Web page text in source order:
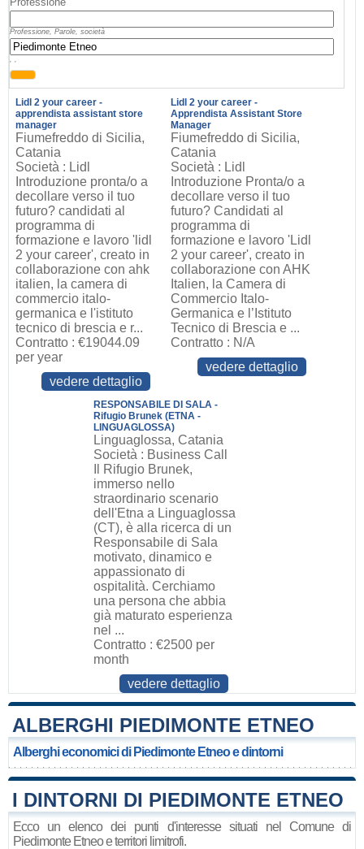
Professione, Parole, società
, ,
Lidl 2 your career -
apprendista assistant store
manager
Fiumefreddo di Sicilia,
Catania
Società : Lidl
Introduzione pronta/o a
decollare verso il tuo
futuro? candidati al
programma di
formazione e lavoro 'lidl
2 your career', creato in
collaborazione con ahk
italien, la camera di
commercio italo-
germanica e l'istituto
tecnico di brescia e r...
Contratto : €19044.09
per year
vedere dettaglio
Lidl 2 your career -
Apprendista Assistant Store
Manager
Fiumefreddo di Sicilia,
Catania
Società : Lidl
Introduzione Pronta/o a
decollare verso il tuo
futuro? Candidati al
programma di
formazione e lavoro 'Lidl
2 your career', creato in
collaborazione con AHK
Italien, la Camera di
Commercio Italo-
Germanica e l’Istituto
Tecnico di Brescia e ...
Contratto : N/A
vedere dettaglio
RESPONSABILE DI SALA -
Rifugio Brunek (ETNA -
LINGUAGLOSSA)
Linguaglossa, Catania
Società : Business Call
Il Rifugio Brunek,
immerso nello
straordinario scenario
dell'Etna a Linguaglossa
(CT), è alla ricerca di un
Responsabile di Sala
motivato, dinamico e
appassionato di
ospitalità. Cerchiamo
una persona che abbia
già maturato esperienza
nel ...
Contratto : €2500 per
month
vedere dettaglio
ALBERGHI PIEDIMONTE ETNEO
Alberghi economici di Piedimonte Etneo e dintorni
I DINTORNI DI PIEDIMONTE ETNEO
Ecco un elenco dei punti d'interesse situati nel Comune di
Piedimonte Etneo e territori limitrofi.